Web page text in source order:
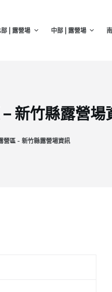
部 | 露營場 中部 | 露營場
新竹縣露營場
營區 - 新竹縣露營場資訊